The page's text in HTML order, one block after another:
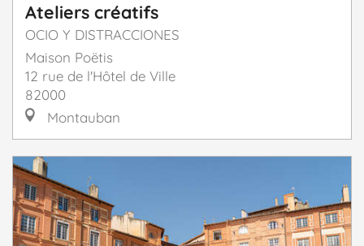
Ateliers créatifs
OCIO Y DISTRACCIONES
Maison Poëtis
12 rue de l'Hôtel de Ville
82000
Montauban